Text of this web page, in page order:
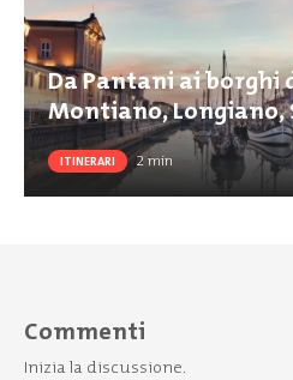
Da Pantani ai borghi
Montiano, Longiano,
ITINERARI 2min
Commenti
Inizia la discussione.